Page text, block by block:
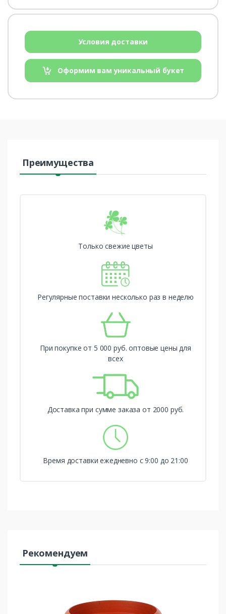
Условия доставки
Оформим вам уникальный букет
Преимущества
Только свежие цветы
Регулярные поставки несколько раз в неделю
При покупке от 5 000 руб. оптовые цены для
всех
Доставка при сумме заказа от 2000 руб.
Время доставки ежедневно с 9:00 до 21:00
Рекомендуем